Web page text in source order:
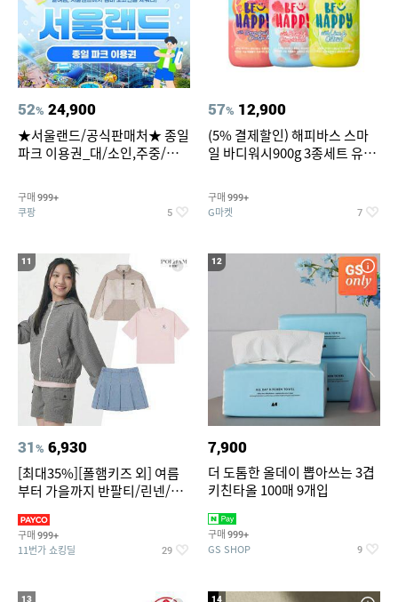
52% 24,900
★서울랜드/공식판매처★ 종일
파크 이용권_대/소인,주중/주
구매 999+
쿠팡 5
57% 12,900
(5% 결제할인) 해피바스 스마
일 바디워시900g 3종세트 유
구매 999+
G마켓 7
11
31% 6,930
[최대35%][폴햄키즈 외] 여름
부터 가을까지 반팔티/린넨/맨
구매 999+
11번가 쇼킹딜 29
12
7,900
더 도톰한 올데이 뽑아쓰는 3겹
키친타올 100매 9개입
구매 999+
GS SHOP 9
13 14